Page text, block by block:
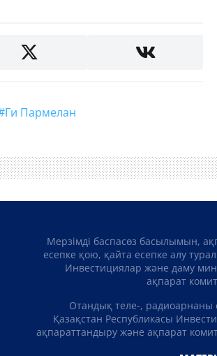
#Ги Пармелан
Мерзімді баспасөз басылымын,
есепке қою, қайта есепке алу
Инвестициялар және даму
ақпарат
Отандық теле-, радиоарнаны
Қазақстан Республикасы
ақпараттандыру және ақпарат